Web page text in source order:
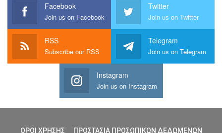
Facebook
Join us on Facebook
Twitter
Join us on Twitter
RSS
Subscribe our RSS
Telegram
Join us on Telegram
Instagram
Join us on Instagram
ΟΡΟΙ ΧΡΗΣΗΣ ΠΡΟΣΤΑΣΙΑ ΠΡΟΣΩΠΙΚΩΝ ΔΕΔΩΜΕΝΩΝ